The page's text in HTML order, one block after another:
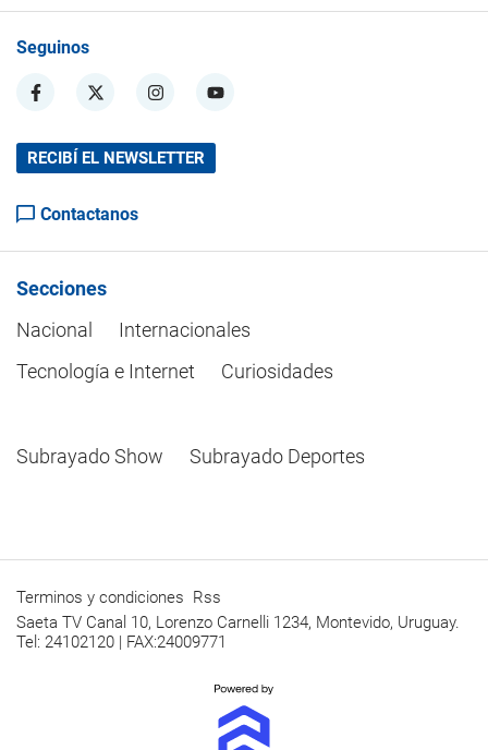
Seguinos
RECIBÍ EL NEWSLETTER
Contactanos
Secciones
Nacional
Internacionales
Tecnología e Internet
Curiosidades
Subrayado Show Subrayado Deportes
Terminos y condiciones Rss
Saeta TV Canal 10, Lorenzo Carnelli 1234, Montevido, Uruguay.
Tel: 24102120 | FAX:24009771